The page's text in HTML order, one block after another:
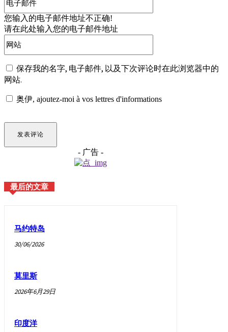
您输入的电子邮件地址不正确!
请在此处输入您的电子邮件地址
保存我的名字, 电子邮件, 以及下次评论时在此浏览器中的
网站.
奥伊, ajoutez-moi à vos lettres d'informations
- 广告 -
最后的文章
马约特岛
30/06/2026
莫里斯
2026年6月29日
印度洋